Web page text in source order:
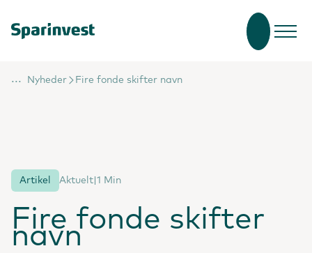
... Nyheder Fire fonde skifter navn
Artikel Aktuelt 1 Min
Fire fonde skifter
navn